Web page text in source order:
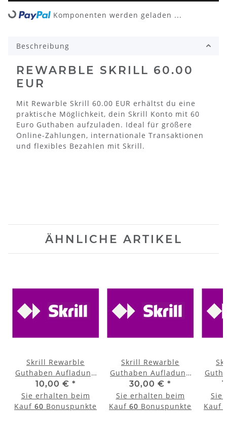
Loading... Komponenten werden geladen ...
Beschreibung
REWARBLE SKRILL 60.00
EUR
Mit Rewarble Skrill 60.00 EUR erhältst du eine
praktische Möglichkeit, dein Skrill Konto mit 60
Euro Guthaben aufzuladen. Ideal für größere
Online-Zahlungen, internationale Transaktionen
und flexibles Bezahlen mit Skrill.
ÄHNLICHE ARTIKEL
Skrill Rewarble
Guthaben Aufladung
10 Euro
10,00 € *
Sie erhalten beim
Kauf 60 Bonuspunkte
Skrill Rewarble
Guthaben Aufladung
30 Euro
30,00 € *
Sie erhalten beim
Kauf 60 Bonuspunkte
Sie
Kauf